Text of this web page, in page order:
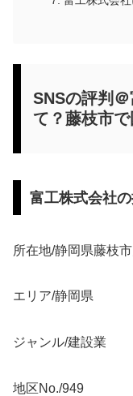
SNSの評判
て？藤枝市
富工株式会社
所在地/静岡県藤枝
エリア/静岡県
ジャンル/建設業
地区No./949